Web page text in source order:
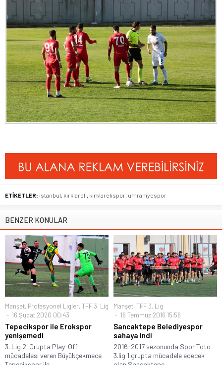
ETİKETLER: istanbul, kırklareli, kırklarelispor, ümraniyespor
BENZER KONULAR
Manşet, Profesyonel Ligler, TFF 3. Lig
16 Şubat 2020 00:43
Tepecikspor ile Erokspor
yenişemedi
3. Lig 2. Grupta Play-Off
mücadelesi veren Büyükçekmece
Manşet, TFF 3. Lig
16 Temmuz 2016 15:56
Sancaktepe Belediyespor
sahaya indi
2016-2017 sezonunda Spor Toto
3.lig 1.grupta mücadele edecek